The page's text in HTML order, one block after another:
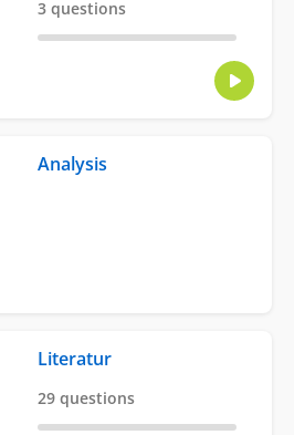
3 questions
Analysis
Literatur
29 questions